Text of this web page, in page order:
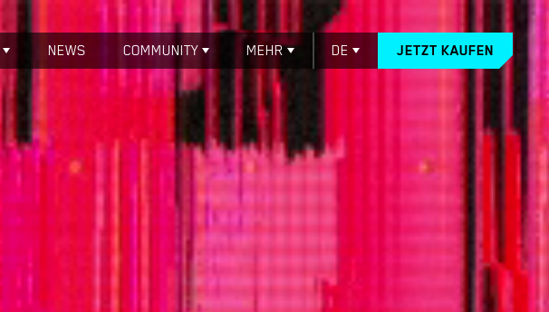
NEWS COMMUNITY MEHR DE JETZT KAUFEN